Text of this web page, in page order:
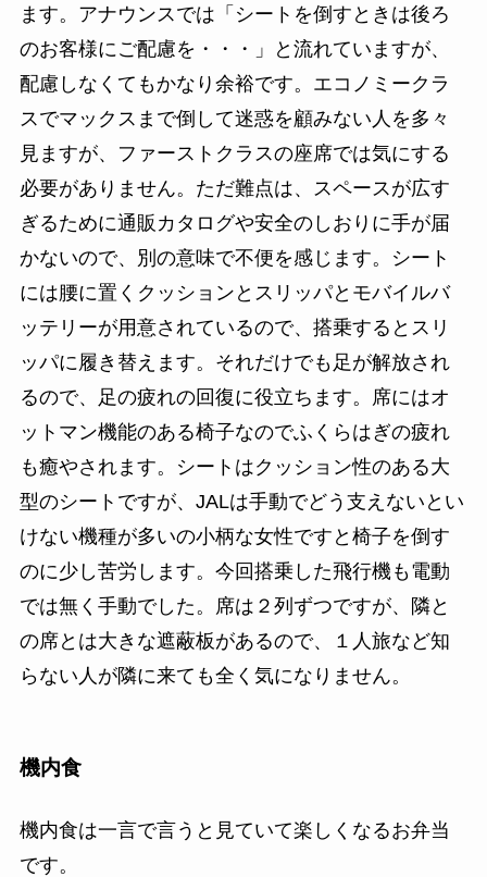
ます。アナウンスでは「シートを倒すときは後ろ
のお客様にご配慮を・・・」と流れていますが、
配慮しなくてもかなり余裕です。エコノミークラ
スでマックスまで倒して迷惑を顧みない人を多々
見ますが、ファーストクラスの座席では気にする
必要がありません。ただ難点は、スペースが広す
ぎるために通販カタログや安全のしおりに手が届
かないので、別の意味で不便を感じます。シート
には腰に置くクッションとスリッパとモバイルバ
ッテリーが用意されているので、搭乗するとスリ
ッパに履き替えます。それだけでも足が解放され
るので、足の疲れの回復に役立ちます。席にはオ
ットマン機能のある椅子なのでふくらはぎの疲れ
も癒やされます。シートはクッション性のある大
型のシートですが、JALは手動でどう支えないとい
けない機種が多いの小柄な女性ですと椅子を倒す
のに少し苦労します。今回搭乗した飛行機も電動
では無く手動でした。席は２列ずつですが、隣と
の席とは大きな遮蔽板があるので、１人旅など知
らない人が隣に来ても全く気になりません。
機内食
機内食は一言で言うと見ていて楽しくなるお弁当
です。